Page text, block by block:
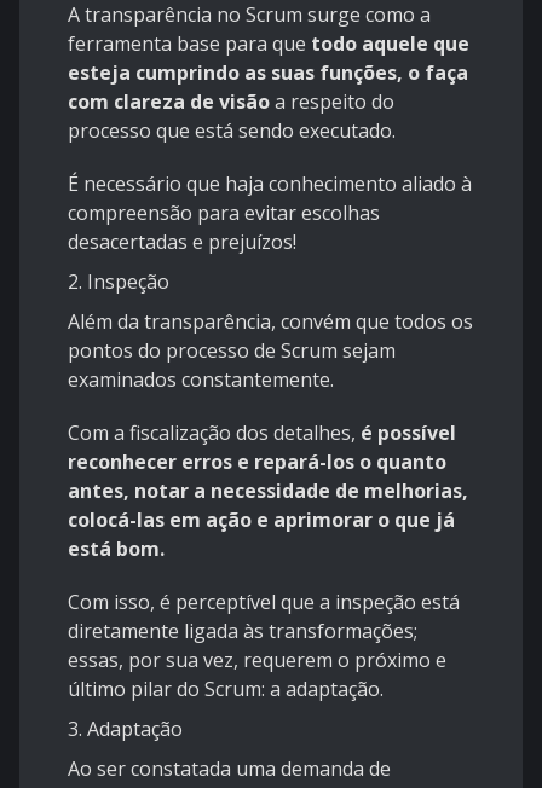
A transparência no Scrum surge como a
ferramenta base para que todo aquele que
esteja cumprindo as suas funções, o faça
com clareza de visãoa respeito do
processo que está sendo executado.
É necessário que haja conhecimento aliado à
compreensão para evitar escolhas
desacertadas e prejuízos!
2. Inspeção
Além da transparência, convém que todos os
pontos do processo de Scrum sejam
examinados constantemente.
Com a fiscalização dos detalhes, é possível
reconhecer erros e repará-los o quanto
antes, notar a necessidade de melhorias,
colocá-las em ação e aprimorar o que já
está bom.
Com isso, é perceptível que a inspeção está
diretamente ligada às transformações;
essas, por sua vez, requerem o próximo e
último pilar do Scrum: a adaptação.
3. Adaptação
Ao ser constatada uma demanda de